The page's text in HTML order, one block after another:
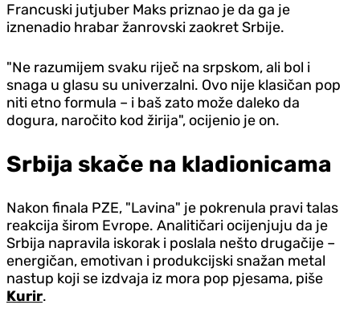
Francuski jutjuber Maks priznao je da ga je
iznenadio hrabar žanrovski zaokret Srbije.
"Ne razumijem svaku riječ na srpskom, ali bol i
snaga u glasu su univerzalni. Ovo nije klasičan pop
niti etno formula – i baš zato može daleko da
dogura, naročito kod žirija", ocijenio je on.
Srbija skače na kladionicama
Nakon finala PZE, "Lavina" je pokrenula pravi talas
reakcija širom Evrope. Analitičari ocijenjuju da je
Srbija napravila iskorak i poslala nešto drugačije –
energičan, emotivan i produkcijski snažan metal
nastup koji se izdvaja iz mora pop pjesama, piše
Kurir.